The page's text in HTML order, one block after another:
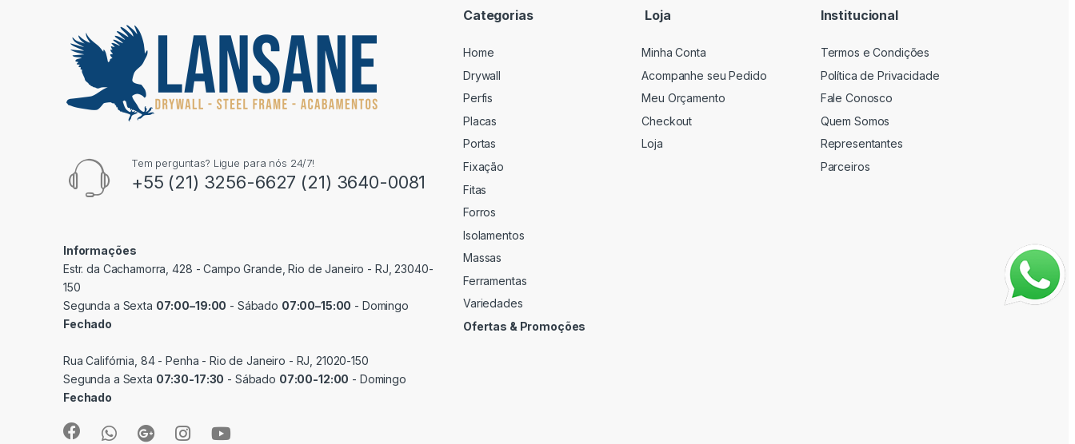
Tem perguntas? Ligue para nós 24/7!
+55 (21) 3256-6627 (21) 3640-0081
Informações
Estr. da Cachamorra, 428 - Campo Grande, Rio de Janeiro - RJ, 23040-
150
Segunda a Sexta 07:00–19:00 - Sábado 07:00–15:00 - Domingo
Fechado
Rua Califórnia, 84 - Penha - Rio de Janeiro - RJ, 21020-150
Segunda a Sexta 07:30-17:30 - Sábado 07:00-12:00 - Domingo
Fechado
Categorias
Home
Drywall
Perfis
Placas
Portas
Fixação
Fitas
Forros
Isolamentos
Massas
Ferramentas
Variedades
Ofertas & Promoções
Loja
Minha Conta
Acompanhe seu Pedido
Meu Orçamento
Checkout
Loja
Institucional
Termos e Condições
Política de Privacidade
Fale Conosco
Quem Somos
Representantes
Parceiros